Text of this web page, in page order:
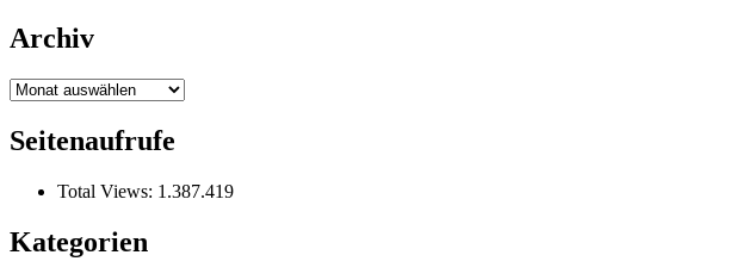
Archiv
Archiv
Seitenaufrufe
Total Views: 1.387.419
Kategorien